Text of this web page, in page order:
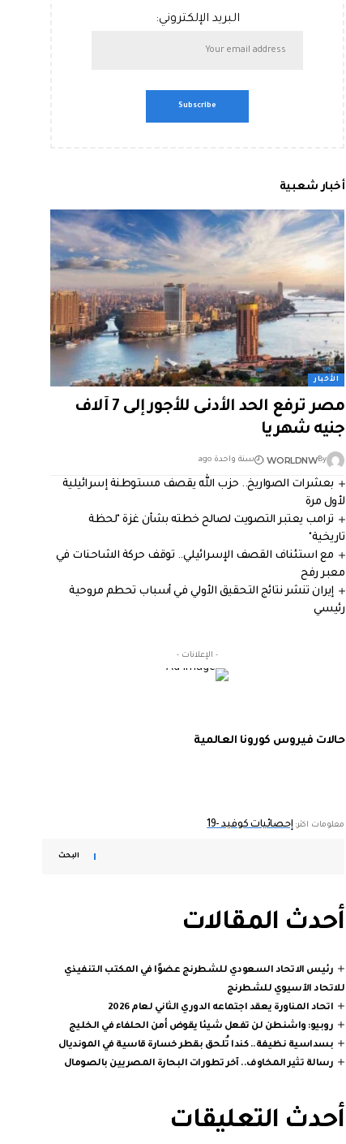
البريد الإلكتروني:
أخبار شعبية
الأخبار
مصر ترفع الحد الأدنى للأجور إلى 7 آلاف
جنيه شهريا
By
WORLDNW سنة واحدة ago
بعشرات الصواريخ.. حزب الله يقصف مستوطنة إسرائيلية
لأول مرة
ترامب يعتبر التصويت لصالح خطته بشأن غزة "لحظة
تاريخية"
مع استئناف القصف الإسرائيلي.. توقف حركة الشاحنات في
معبر رفح
إيران تنشر نتائج التحقيق الأولي في أسباب تحطم مروحية
رئيسي
- الإعلانات -
حالات فيروس كورونا العالمية
معلومات اكثر: إحصائيات كوفيد -19
البحث
أحدث المقالات
رئيس الاتحاد السعودي للشطرنج عضوًا في المكتب التنفيذي
للاتحاد الآسيوي للشطرنج
اتحاد المناورة يعقد اجتماعه الدوري الثاني لعام 2026
روبيو: واشنطن لن تفعل شيئا يقوض أمن الحلفاء في الخليج
بسداسية نظيفة.. كندا تُلحق بقطر خسارة قاسية في المونديال
رسالة تثير المخاوف.. آخر تطورات البحارة المصريين بالصومال
أحدث التعليقات